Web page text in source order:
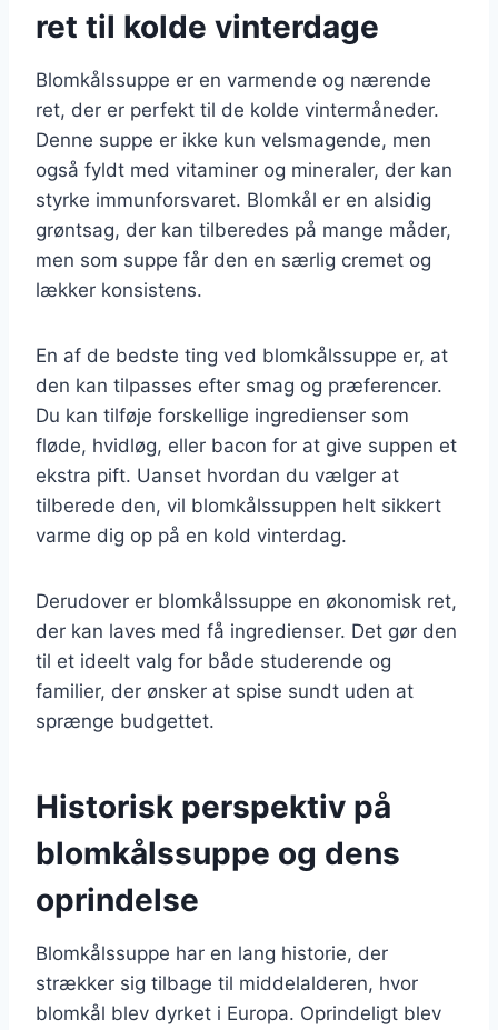
ret til kolde vinterdage
Blomkålssuppe er en varmende og nærende
ret, der er perfekt til de kolde vintermåneder.
Denne suppe er ikke kun velsmagende, men
også fyldt med vitaminer og mineraler, der kan
styrke immunforsvaret. Blomkål er en alsidig
grøntsag, der kan tilberedes på mange måder,
men som suppe får den en særlig cremet og
lækker konsistens.
En af de bedste ting ved blomkålssuppe er, at
den kan tilpasses efter smag og præferencer.
Du kan tilføje forskellige ingredienser som
fløde, hvidløg, eller bacon for at give suppen et
ekstra pift. Uanset hvordan du vælger at
tilberede den, vil blomkålssuppen helt sikkert
varme dig op på en kold vinterdag.
Derudover er blomkålssuppe en økonomisk ret,
der kan laves med få ingredienser. Det gør den
til et ideelt valg for både studerende og
familier, der ønsker at spise sundt uden at
sprænge budgettet.
Historisk perspektiv på
blomkålssuppe og dens
oprindelse
Blomkålssuppe har en lang historie, der
strækker sig tilbage til middelalderen, hvor
blomkål blev dyrket i Europa. Oprindeligt blev